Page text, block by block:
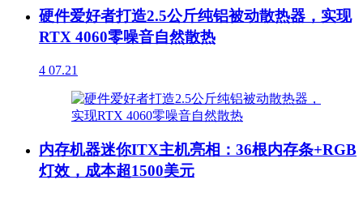
硬件爱好者打造2.5公斤纯铝被动散热器，实现
RTX 4060零噪音自然散热
4 07.21
内存机器迷你ITX主机亮相：36根内存条+RGB
灯效，成本超1500美元